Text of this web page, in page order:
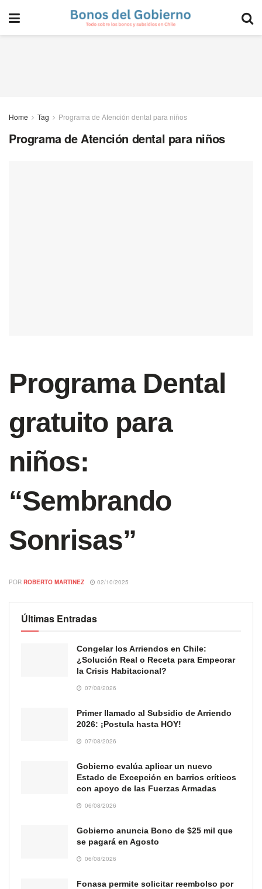
Home Tag Programa de Atención dental para niños
Programa de Atención dental para niños
Programa Dental
gratuito para
niños:
“Sembrando
Sonrisas”
POR ROBERTO MARTINEZ 02/10/2025
Últimas Entradas
Congelar los Arriendos en Chile:
¿Solución Real o Receta para Empeorar
la Crisis Habitacional?
07/08/2026
Primer llamado al Subsidio de Arriendo
2026: ¡Postula hasta HOY!
07/08/2026
Gobierno evalúa aplicar un nuevo
Estado de Excepción en barrios críticos
con apoyo de las Fuerzas Armadas
06/08/2026
Gobierno anuncia Bono de $25 mil que
se pagará en Agosto
06/08/2026
Fonasa permite solicitar reembolso por